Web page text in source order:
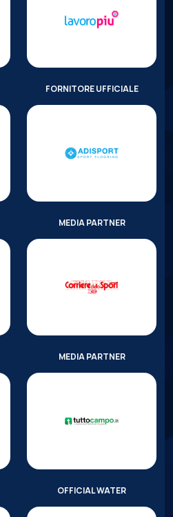
FORNITORE UFFICIALE
MEDIA PARTNER
MEDIA PARTNER
OFFICIAL WATER